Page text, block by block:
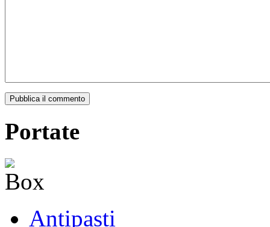
Pubblica il commento
Portate
Antipasti